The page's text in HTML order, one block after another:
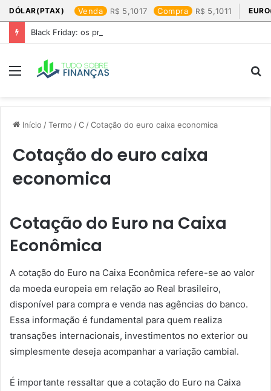
DÓLAR(PTAX) Venda 5,1017 Compra 5,1011
Black Friday: os produtos que mais valem a pena
Menu
Início /Termo /C /Cotação do euro caixa economica​
Cotação do euro caixa
economica​
Cotação do Euro na Caixa
Econômica
A cotação do Euro na Caixa Econômica refere-se ao valor
da moeda europeia em relação ao Real brasileiro,
disponível para compra e venda nas agências do banco.
Essa informação é fundamental para quem realiza
transações internacionais, investimentos no exterior ou
simplesmente deseja acompanhar a variação cambial.
É importante ressaltar que a cotação do Euro na Caixa